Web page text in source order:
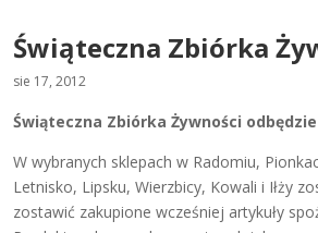
Świąteczna Zbiórka
sie 17, 2012
Świąteczna Zbiórka Żywności
W wybranych sklepach w Radomiu,
Letnisko, Lipsku, Wierzbicy, Kowali i Iłży
zostawić zakupione wcześniej artykuły